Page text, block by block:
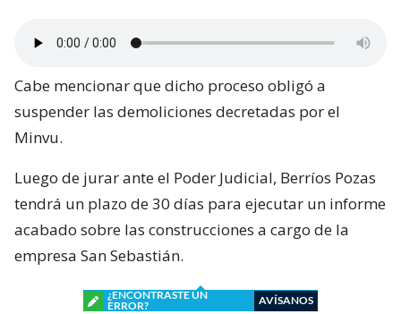
Cabe mencionar que dicho proceso obligó a
suspender las demoliciones decretadas por el
Minvu.
Luego de jurar ante el Poder Judicial, Berríos Pozas
tendrá un plazo de 30 días para ejecutar un informe
acabado sobre las construcciones a cargo de la
empresa San Sebastián.
¿ENCONTRASTE UN
ERROR?
AVÍSANOS